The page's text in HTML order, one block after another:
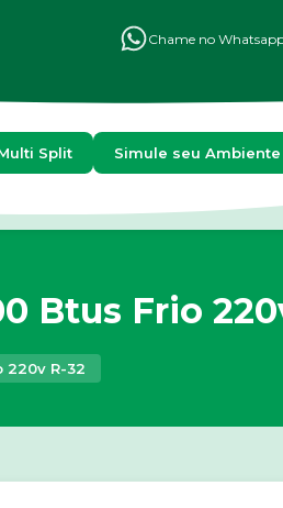
Chame no
Split Simule seu Ambiente
Btus Frio
220v R-32